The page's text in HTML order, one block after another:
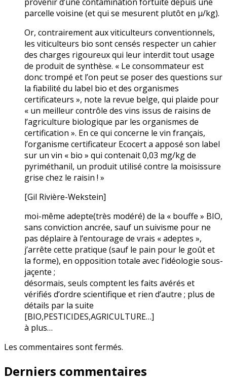
parcelle voisine (et qui se mesurent plutôt en µ/kg).
Or, contrairement aux viticulteurs conventionnels,
les viticulteurs bio sont censés respecter un cahier
des charges rigoureux qui leur interdit tout usage
de produit de synthèse. « Le consommateur est
donc trompé et l’on peut se poser des questions sur
la fiabilité du label bio et des organismes
certificateurs », note la revue belge, qui plaide pour
« un meilleur contrôle des vins issus de raisins de
l’agriculture biologique par les organismes de
certification ». En ce qui concerne le vin français,
l’organisme certificateur Ecocert a apposé son label
sur un vin « bio » qui contenait 0,03 mg/kg de
pyriméthanil, un produit utilisé contre la moisissure
grise chez le raisin ! »
[Gil Rivière-Wekstein]
moi-même adepte(très modéré) de la « bouffe » BIO,
sans conviction ancrée, sauf un suivisme pour ne
pas déplaire à l’entourage de vrais « adeptes »,
j’arrête cette pratique (sauf le pain pour le goût et
la forme), en opposition totale avec l’idéologie sous-
jaçente ;
désormais, seuls comptent les faits avérés et
vérifiés d’ordre scientifique et rien d’autre ; plus de
détails par la suite
[BIO,PESTICIDES,AGRICULTURE…]
à plus…
Les commentaires sont fermés.
Derniers commentaires